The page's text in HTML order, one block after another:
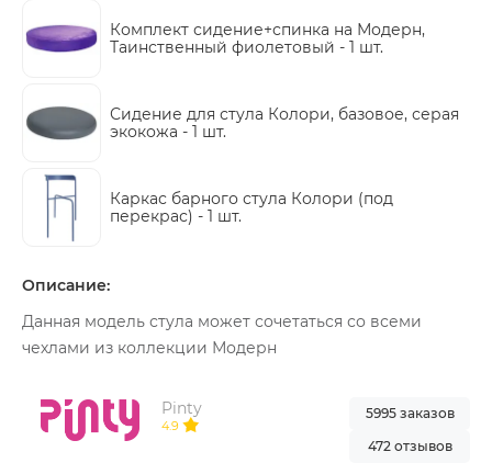
Комплект сидение+спинка на Модерн,
Таинственный фиолетовый - 1 шт.
Сидение для стула Колори, базовое, серая
экокожа - 1 шт.
Каркас барного стула Колори (под
перекрас) - 1 шт.
Описание:
Данная модель стула может сочетаться со всеми
чехлами из коллекции Модерн
Pinty
4.9
5995 заказов
472 отзывов